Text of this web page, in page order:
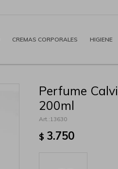
CREMAS CORPORALES HIGIENE
Perfume
200ml
13630
$ 3.750